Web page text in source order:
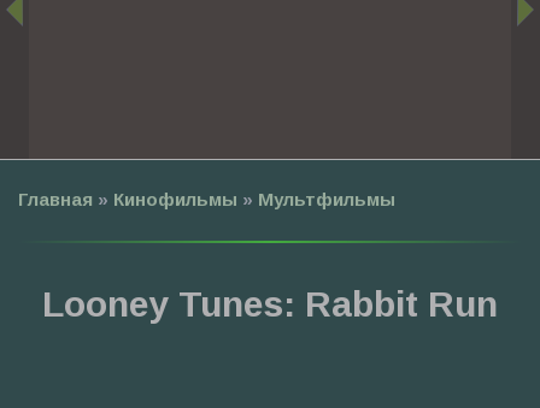
Главная » Кинофильмы » Мультфильмы
Looney Tunes: Rabbit Run